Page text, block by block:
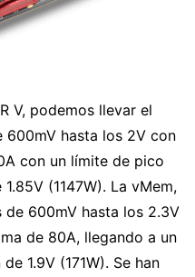
V, podemos llevar el
600mV hasta los 2V con
con un límite de pico
(1147W). La vMem,
600mV hasta los 2.3V
de 80A, llegando a un
1.9V (171W). Se han